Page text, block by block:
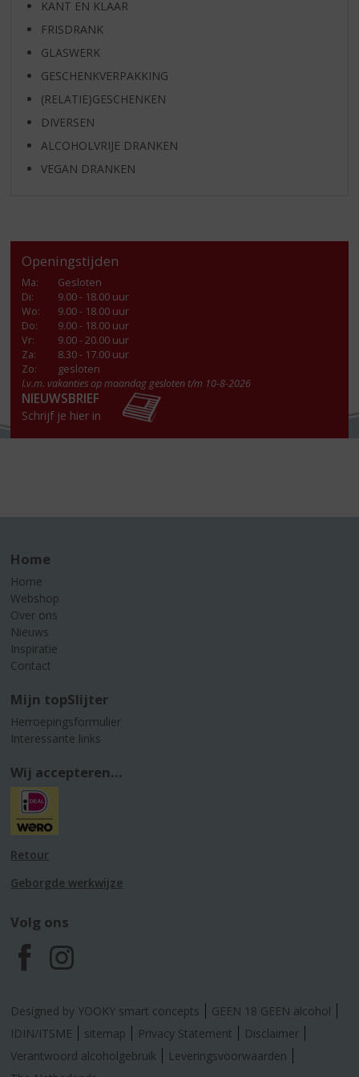
KANT EN KLAAR
FRISDRANK
GLASWERK
GESCHENKVERPAKKING
(RELATIE)GESCHENKEN
DIVERSEN
ALCOHOLVRIJE DRANKEN
VEGAN DRANKEN
Openingstijden
Ma:
Gesloten
Di:
9.00 - 18.00 uur
Wo:
9.00 - 18.00 uur
Do:
9.00 - 18.00 uur
Vr:
9.00 - 20.00 uur
Za:
8.30 - 17.00 uur
Zo:
gesloten
I.v.m. vakanties op maandag gesloten t/m 10-8-2026
NIEUWSBRIEF
Schrijf je hier in
Home
Home
Webshop
Over ons
Nieuws
Inspiratie
Contact
Mijn topSlijter
Herroepingsformulier
Interessante links
Wij accepteren...
Retour
Geborgde werkwijze
Volg ons
F
a
c
I
n
s
Designed by YOOKY smart concepts
GEEN 18 GEEN alcohol
IDIN/ITSME
sitemap Privacy Statement
Disclaimer
Verantwoord alcoholgebruik
Leveringsvoorwaarden